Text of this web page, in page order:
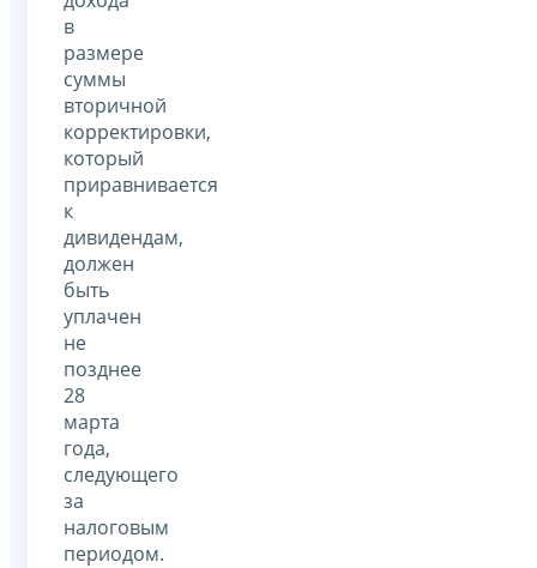
в
размере
суммы
вторичной
корректировки,
который
приравнивается
к
дивидендам,
должен
быть
уплачен
не
позднее
28
марта
года,
следующего
за
налоговым
периодом.